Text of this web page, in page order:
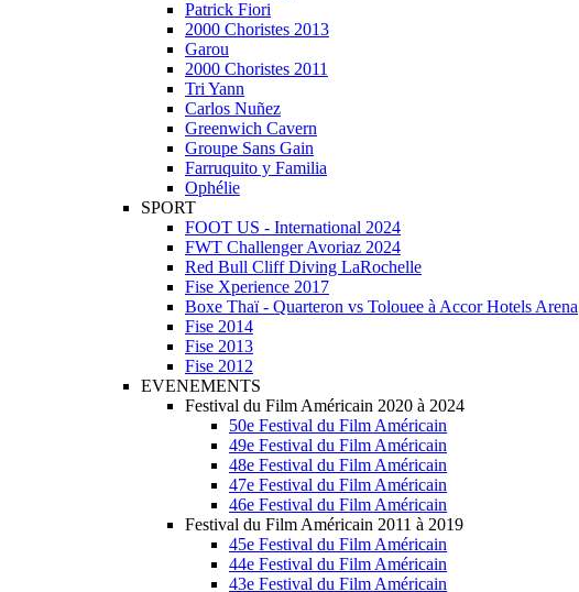
Patrick Fiori
2000 Choristes 2013
Garou
2000 Choristes 2011
Tri Yann
Carlos Nuñez
Greenwich Cavern
Groupe Sans Gain
Farruquito y Familia
Ophélie
SPORT
FOOT US - International 2024
FWT Challenger Avoriaz 2024
Red Bull Cliff Diving LaRochelle
Fise Xperience 2017
Boxe Thaï - Quarteron vs Tolouee à Accor Hotels Arena
Fise 2014
Fise 2013
Fise 2012
EVENEMENTS
Festival du Film Américain 2020 à 2024
50e Festival du Film Américain
49e Festival du Film Américain
48e Festival du Film Américain
47e Festival du Film Américain
46e Festival du Film Américain
Festival du Film Américain 2011 à 2019
45e Festival du Film Américain
44e Festival du Film Américain
43e Festival du Film Américain